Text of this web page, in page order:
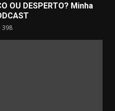
OU DESPERTO? Minha
398